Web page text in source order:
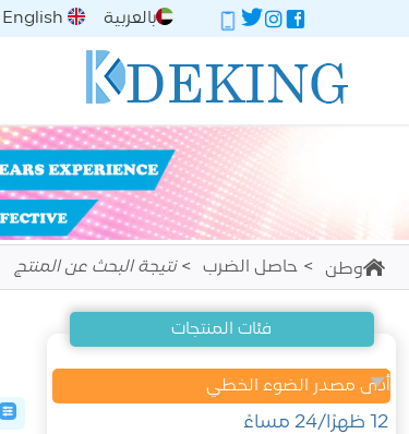
بالعربية English
وطن حاصل الضرب نتيجة البحث عن المنتج
فئات المنتجات
أدى مصدر الضوء الخطي
12 ظهرًا/24 مساءً